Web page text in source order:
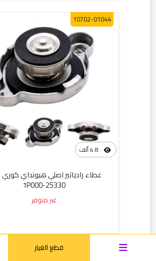
10702-01044
25330-1P000
غير متوفر
قطع الغيار